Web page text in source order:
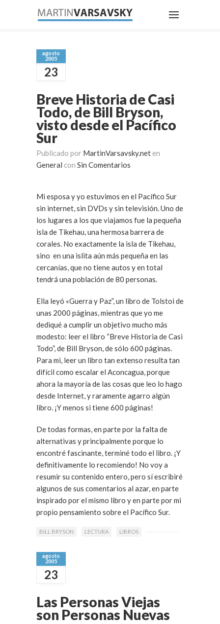
agosto
2005
23
Breve Historia de Casi
Todo, de Bill Bryson,
visto desde el Pacífico
Sur
Publicado por MartinVarsavsky.net en
General con Sin Comentarios
Mi esposa y yo estuvimos en el Pacífico Sur
sin internet, sin DVDs y sin televisión. Uno de
los lugares a los que viajamos fue la pequeña
isla de Tikehau, una hermosa barrera de
corales. No exactamente la isla de Tikehau,
sino en una islita aún más pequeña en las
cercanías, que no tiene autos y en total
tendrá una población de 80 personas.
Ella leyó «Guerra y Paz”, un libro de Tolstoi de
unas 2000 páginas, mientras que yo me
dediqué a cumplir un objetivo mucho más
modesto: leer el libro “Breve Historia de Casi
Todo”, de Bill Bryson, de sólo 600 páginas.
Para mi, leer un libro tan extenso resulta tan
difícil como escalar el Aconcagua, porque
ahora la mayoría de las cosas que leo lo hago
desde Internet, y raramente agarro algún
libro. ¡Y menos si tiene 600 páginas!
De todas formas, en parte por la falta de
alternativas y principalmente porque lo
encontré fascinante, terminé todo el libro. ¡Y
definitivamente lo recomiendo! No voy a
resumir su contenido entero, pero sí escribiré
algunos de sus comentarios al azar, en parte
inspirado por el mismo libro y en parte por mi
propio pensamiento sobre el Pacífico Sur.
BILL BRYSON LECTURA LIBROS
agosto
2005
23
Las Personas Viejas
son Personas Nuevas